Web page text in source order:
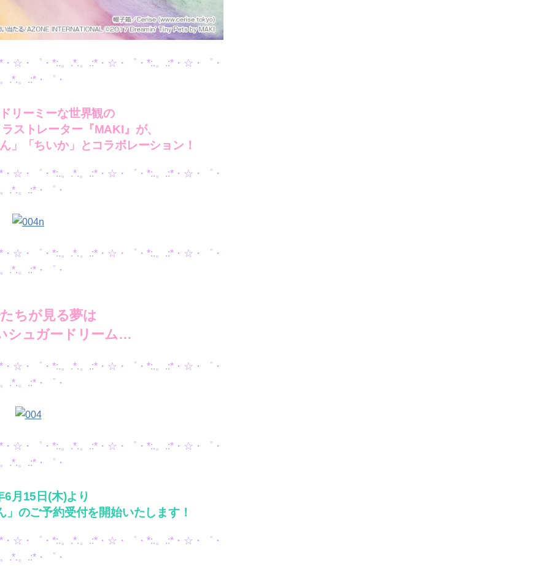
☆・゜・*:.。.*.。.:*・☆・゜・*:.。.:*・☆・゜・
.*.。.:*・゜・
リーミーな世界観の
ストレーター『MAKI』が、
」「ちいか」とコラボレーション！
☆・゜・*:.。.*.。.:*・☆・゜・*:.。.:*・☆・゜・
.*.。.:*・゜・
☆・゜・*:.。.*.。.:*・☆・゜・*:.。.:*・☆・゜・
.*.。.:*・゜・
ちが見る夢は
シュガードリーム…
☆・゜・*:.。.*.。.:*・☆・゜・*:.。.:*・☆・゜・
.*.。.:*・゜・
☆・゜・*:.。.*.。.:*・☆・゜・*:.。.:*・☆・゜・
.*.。.:*・゜・
6月15日(木)より
のご予約受付を開始いたします！
☆・゜・*:.。.*.。.:*・☆・゜・*:.。.:*・☆・゜・
.*.。.:*・゜・